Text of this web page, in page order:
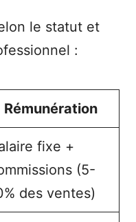
le statut et
:
Rémunération
fixe +
(5-
des ventes)